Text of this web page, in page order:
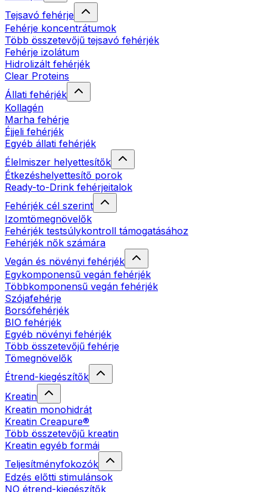
Tejsavó fehérje
Fehérje koncentrátumok
Több összetevőjű tejsavó fehérjék
Fehérje izolátum
Hidrolizált fehérjék
Clear Proteins
Állati fehérjék
Kollagén
Marha fehérje
Éjjeli fehérjék
Egyéb állati fehérjék
Élelmiszer helyettesítők
Étkezéshelyettesítő porok
Ready-to-Drink fehérjeitalok
Fehérjék cél szerint
Izomtömegnövelők
Fehérjék testsúlykontroll támogatásához
Fehérjék nők számára
Vegán és növényi fehérjék
Egykomponensű vegán fehérjék
Többkomponensű vegán fehérjék
Szójafehérje
Borsófehérjék
BIO fehérjék
Egyéb növényi fehérjék
Több összetevőjű fehérje
Tömegnövelők
Étrend-kiegészítők
Kreatin
Kreatin monohidrát
Kreatin Creapure®
Több összetevőjű kreatin
Kreatin egyéb formái
Teljesítményfokozók
Edzés előtti stimulánsok
NO étrend-kiegészítők